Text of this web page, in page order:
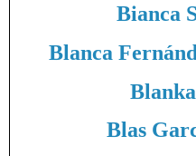
Bianca
Blanca
Blas